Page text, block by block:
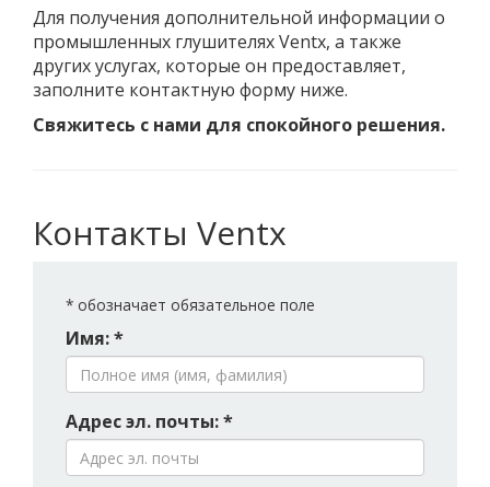
Для получения дополнительной информации о
промышленных глушителях Ventx, а также
других услугах, которые он предоставляет,
заполните контактную форму ниже.
Свяжитесь с нами для спокойного решения.
Контакты Ventx
* обозначает обязательное поле
Имя: *
Адрес эл. почты: *